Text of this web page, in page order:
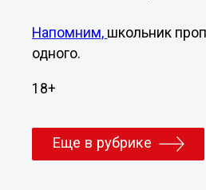
Напомним, школьник
одного.
18+
Еще в рубрике